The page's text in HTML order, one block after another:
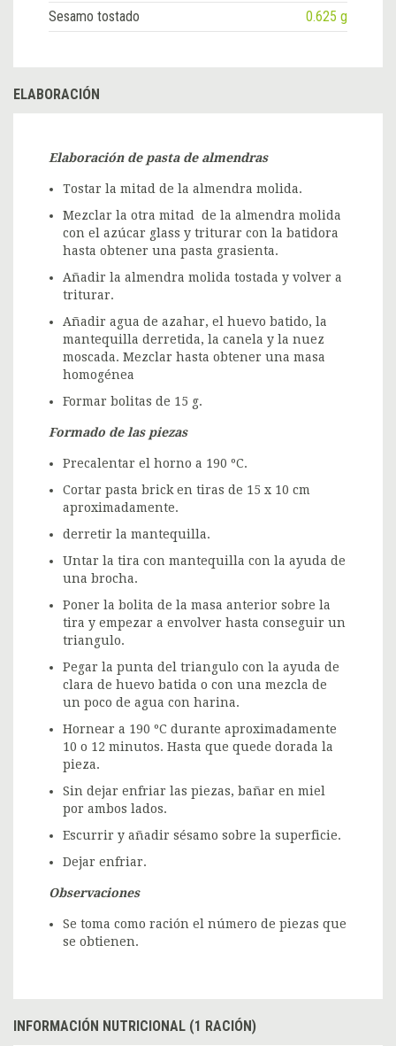
Sesamo tostado
0.625 g
ELABORACIÓN
Elaboración de pasta de almendras
Tostar la mitad de la almendra molida.
Mezclar la otra mitad de la almendra molida
con el azúcar glass y triturar con la batidora
hasta obtener una pasta grasienta.
Añadir la almendra molida tostada y volver a
triturar.
Añadir agua de azahar, el huevo batido, la
mantequilla derretida, la canela y la nuez
moscada. Mezclar hasta obtener una masa
homogénea
Formar bolitas de 15 g.
Formado de las piezas
Precalentar el horno a 190 ºC.
Cortar pasta brick en tiras de 15 x 10 cm
aproximadamente.
derretir la mantequilla.
Untar la tira con mantequilla con la ayuda de
una brocha.
Poner la bolita de la masa anterior sobre la
tira y empezar a envolver hasta conseguir un
triangulo.
Pegar la punta del triangulo con la ayuda de
clara de huevo batida o con una mezcla de
un poco de agua con harina.
Hornear a 190 ºC durante aproximadamente
10 o 12 minutos. Hasta que quede dorada la
pieza.
Sin dejar enfriar las piezas, bañar en miel
por ambos lados.
Escurrir y añadir sésamo sobre la superficie.
Dejar enfriar.
Observaciones
Se toma como ración el número de piezas que
se obtienen.
INFORMACIÓN NUTRICIONAL (1 RACIÓN)